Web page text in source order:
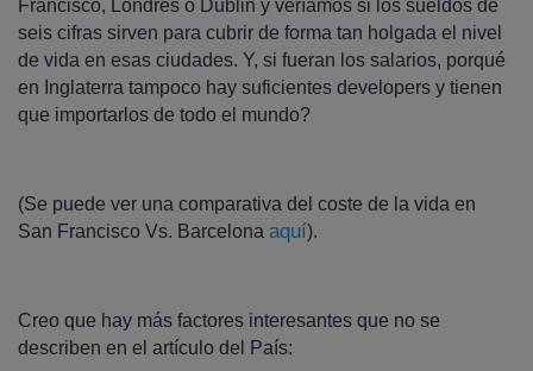
Francisco, Londres o Dublin y veríamos si los sueldos de
seis cifras sirven para cubrir de forma tan holgada el nivel
de vida en esas ciudades. Y, si fueran los salarios, porqué
en Inglaterra tampoco hay suficientes developers y tienen
que importarlos de todo el mundo?
(Se puede ver una comparativa del coste de la vida en
San Francisco Vs. Barcelona aquí).
Creo que hay más factores interesantes que no se
describen en el artículo del País: